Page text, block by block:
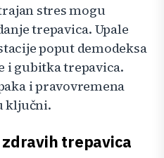
stres mogu
trepavica. Upale
poput demodeksa
i gubitka trepavica.
i pravovremena
ključni.
trepavica